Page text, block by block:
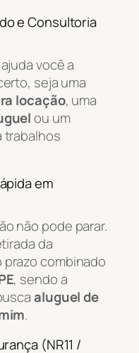
e Consultoria
você a
seja uma
locação, uma
ou um
trabalhos
em
não pode parar.
da
prazo combinado
, sendo a
aluguel de
.
(NR11 /